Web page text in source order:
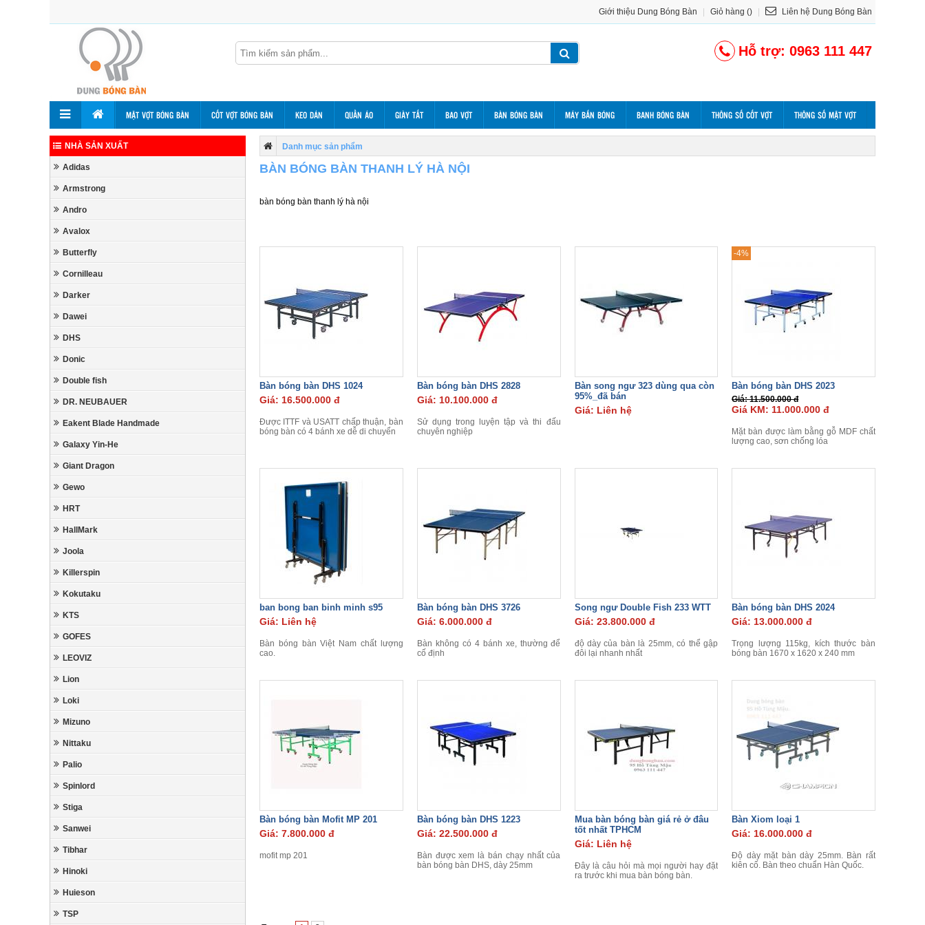
Giới thiệu Dung Bóng Bàn Giỏ hàng () Liên hệ Dung Bóng Bàn
Hỗ trợ: 0963 111 447
MẶT VỢT BÓNG BÀN CỐT VỢT BÓNG BÀN KEO DÁN QUẦN ÁO GIÀY TẤT BAO VỢT BÀN BÓNG BÀN MÁY BẮN BÓNG BANH BÓNG BÀN THÔNG SỐ CỐT VỢT THÔNG SỐ MẶT VỢT
NHÀ SẢN XUẤT
Adidas
Armstrong
Andro
Avalox
Butterfly
Cornilleau
Darker
Dawei
DHS
Donic
Double fish
DR. NEUBAUER
Eakent Blade Handmade
Galaxy Yin-He
Giant Dragon
Gewo
HRT
HallMark
Joola
Killerspin
Kokutaku
KTS
GOFES
LEOVIZ
Lion
Loki
Mizuno
Nittaku
Palio
Spinlord
Stiga
Sanwei
Tibhar
Hinoki
Huieson
TSP
Danh mục sản phẩm
BÀN BÓNG BÀN THANH LÝ HÀ NỘI
bàn bóng bàn thanh lý hà nội
Bàn bóng bàn DHS 1024
Giá: 16.500.000 đ
Được ITTF và USATT chấp thuận, bàn
bóng bàn có 4 bánh xe dễ di chuyển
Bàn bóng bàn DHS 2828
Giá: 10.100.000 đ
Sử dụng trong luyện tập và thi đấu
chuyên nghiệp
Bàn song ngư 323 dùng qua còn
95%_đã bán
Giá: Liên hệ
-4%
Bàn bóng bàn DHS 2023
Giá: 11.500.000 đ
Giá KM: 11.000.000 đ
Mặt bàn được làm bằng gỗ MDF chất
lượng cao, sơn chống lóa
ban bong ban binh minh s95
Giá: Liên hệ
Bàn bóng bàn Việt Nam chất lượng
cao.
Bàn bóng bàn DHS 3726
Giá: 6.000.000 đ
Bàn không có 4 bánh xe, thường để
cố định
Song ngư Double Fish 233 WTT
Giá: 23.800.000 đ
độ dày của bàn là 25mm, có thể gập
đôi lại nhanh nhất
Bàn bóng bàn DHS 2024
Giá: 13.000.000 đ
Trọng lượng 115kg, kích thước bàn
bóng bàn 1670 x 1620 x 240 mm
Bàn bóng bàn Mofit MP 201
Giá: 7.800.000 đ
mofit mp 201
Bàn bóng bàn DHS 1223
Giá: 22.500.000 đ
Bàn được xem là bán chạy nhất của
bàn bóng bàn DHS, dày 25mm
Mua bàn bóng bàn giá rẻ ở đâu
tốt nhất TPHCM
Giá: Liên hệ
Đây là câu hỏi mà mọi người hay đặt
ra trước khi mua bàn bóng bàn.
Bàn Xiom loại 1
Giá: 16.000.000 đ
Độ dày mặt bàn dày 25mm. Bàn rất
kiên cố. Bàn theo chuẩn Hàn Quốc.